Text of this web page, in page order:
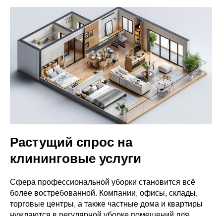
Растущий спрос на
клининговые услуги
Сфера профессиональной уборки становится всё
более востребованной. Компании, офисы, склады,
торговые центры, а также частные дома и квартиры